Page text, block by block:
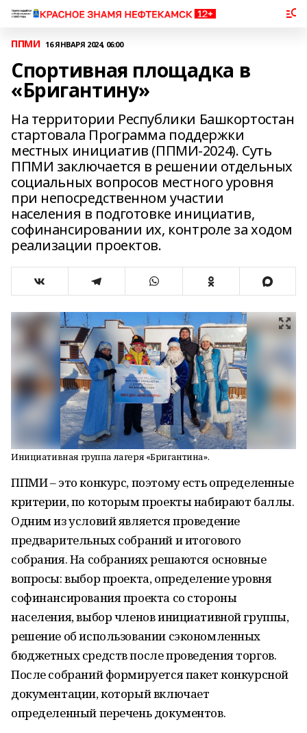
ППМИ 16 ЯНВАРЯ 2024, 06:00
Спортивная площадка в
«Бригантину»
На территории Республики Башкортостан
стартовала Программа поддержки
местных инициатив (ППМИ-2024). Суть
ППМИ заключается в решении отдельных
социальных вопросов местного уровня
при непосредственном участии
населения в подготовке инициатив,
софинансировании их, контроле за ходом
реализации проектов.
Инициативная группа лагеря «Бригантина».
ППМИ – это конкурс, поэтому есть определенные
критерии, по которым проекты набирают баллы.
Одним из условий является проведение
предварительных собраний и итогового
собрания. На собраниях решаются основные
вопросы: выбор проекта, определение уровня
софинансирования проекта со стороны
населения, выбор членов инициативной группы,
решение об использовании сэкономленных
бюджетных средств после проведения торгов.
После собраний формируется пакет конкурсной
документации, который включает
определенный перечень документов.